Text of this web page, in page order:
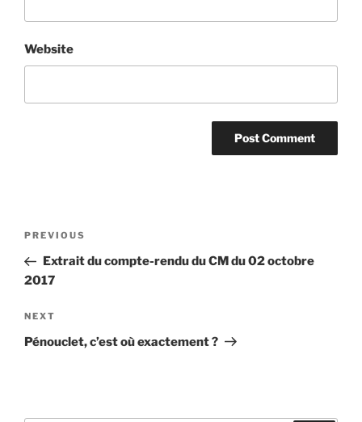
Website
Previous
Post
PREVIOUS
Extrait du compte-rendu du CM du 02 octobre
2017
Next
Post
NEXT
Pénouclet, c’est où exactement ?